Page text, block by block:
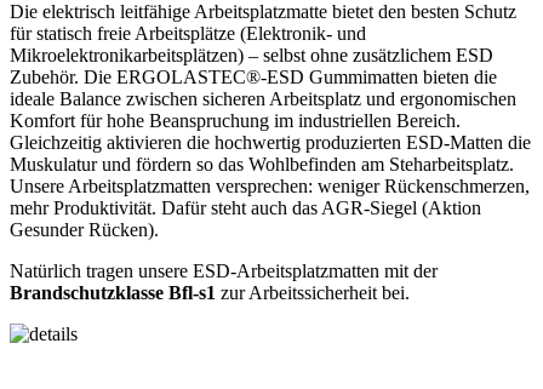
Die elektrisch leitfähige Arbeitsplatzmatte bietet den besten Schutz
für statisch freie Arbeitsplätze (Elektronik- und
Mikroelektronikarbeitsplätzen) – selbst ohne zusätzlichem ESD
Zubehör. Die ERGOLASTEC®-ESD Gummimatten bieten die
ideale Balance zwischen sicheren Arbeitsplatz und ergonomischen
Komfort für hohe Beanspruchung im industriellen Bereich.
Gleichzeitig aktivieren die hochwertig produzierten ESD-Matten die
Muskulatur und fördern so das Wohlbefinden am Steharbeitsplatz.
Unsere Arbeitsplatzmatten versprechen: weniger Rückenschmerzen,
mehr Produktivität. Dafür steht auch das AGR-Siegel (Aktion
Gesunder Rücken).
Natürlich tragen unsere ESD-Arbeitsplatzmatten mit der
Brandschutzklasse Bfl-s1 zur Arbeitssicherheit bei.